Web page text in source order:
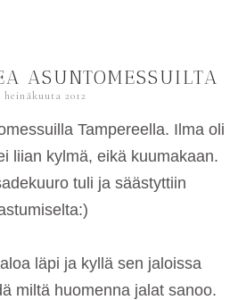
ASUNTOMESSUILTA
heinäkuuta 2012
Tampereella. Ilma oli
liian kylmä, eikä kuumakaan.
tuli ja säästyttiin
läpi ja kyllä sen jaloissa
miltä huomenna jalat sanoo.